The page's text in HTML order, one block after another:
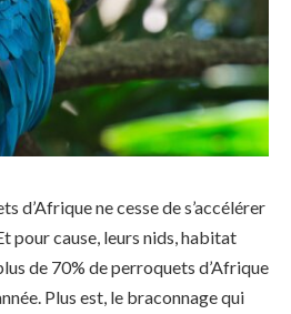
d’Afrique ne cesse de s’accélérer
pour cause, leurs nids, habitat
de 70% de perroquets d’Afrique
Plus est, le braconnage qui